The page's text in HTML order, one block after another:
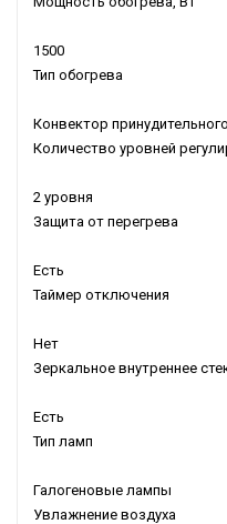
1500
Тип обогрева
Конвектор
Количество уровней
2 уровня
Защита от перегрева
Есть
Таймер отключения
Нет
Зеркальное внутреннее
Есть
Тип ламп
Галогеновые лампы
Увлажнение воздуха